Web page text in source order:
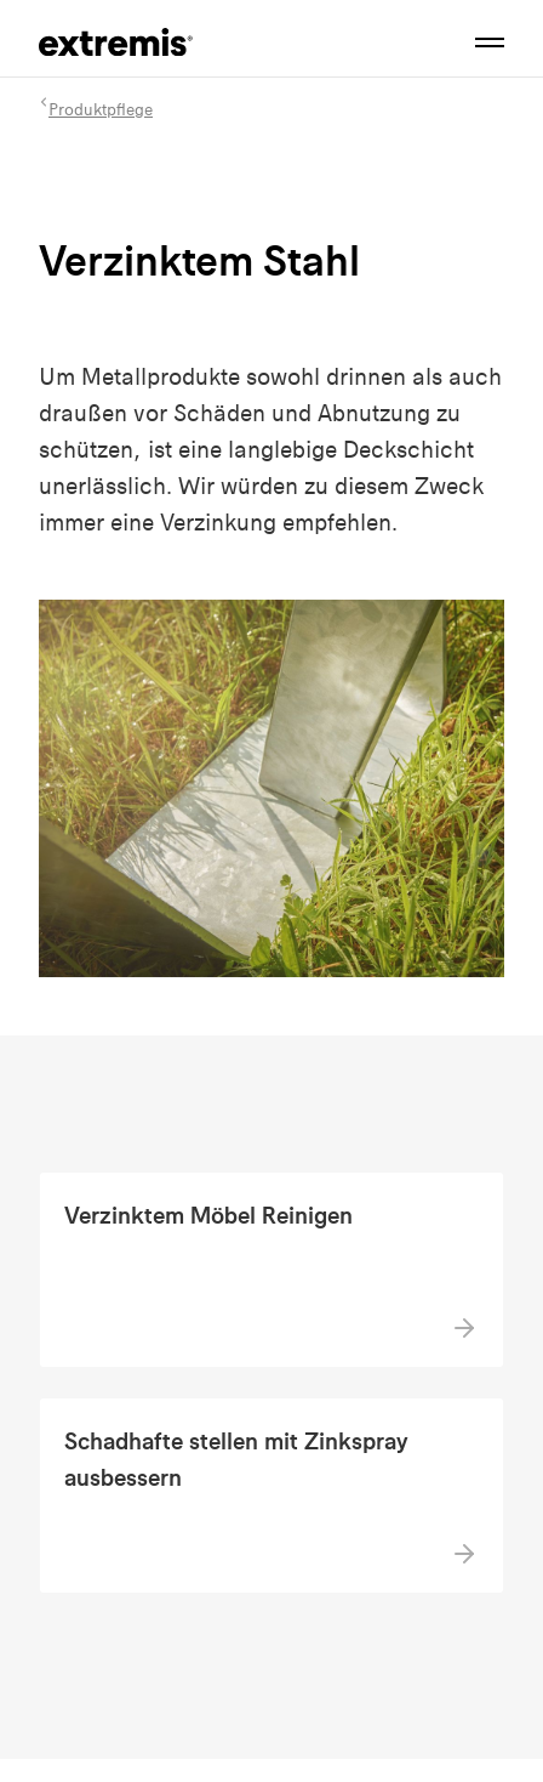
Produktpflege
Verzinktem Stahl
Um Metallprodukte sowohl drinnen als auch
draußen vor Schäden und Abnutzung zu
schützen, ist eine langlebige Deckschicht
unerlässlich. Wir würden zu diesem Zweck
immer eine Verzinkung empfehlen.
Verzinktem Möbel Reinigen
Schadhafte stellen mit Zinkspray
ausbessern